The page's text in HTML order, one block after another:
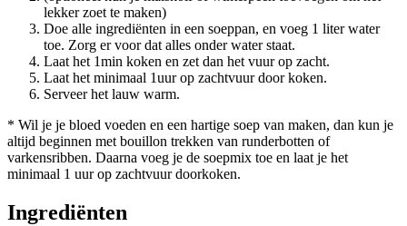
lekker zoet te maken)
Doe alle ingrediënten in een soeppan, en voeg 1 liter water
toe. Zorg er voor dat alles onder water staat.
Laat het 1min koken en zet dan het vuur op zacht.
Laat het minimaal 1uur op zachtvuur door koken.
Serveer het lauw warm.
* Wil je je bloed voeden en een hartige soep van maken, dan kun je
altijd beginnen met bouillon trekken van runderbotten of
varkensribben. Daarna voeg je de soepmix toe en laat je het
minimaal 1 uur op zachtvuur doorkoken.
Ingrediënten